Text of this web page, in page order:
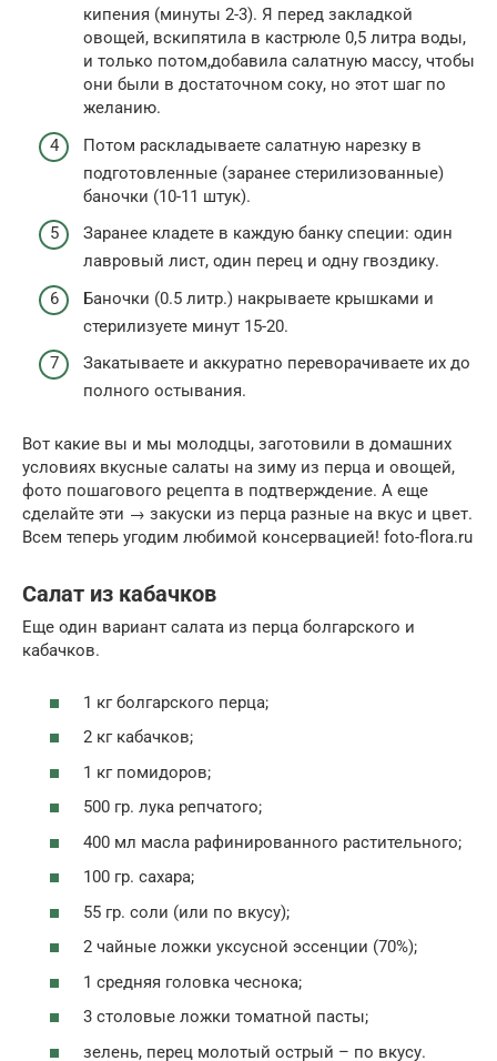
кипения (минуты 2-3). Я перед закладкой
овощей, вскипятила в кастрюле 0,5 литра воды,
и только потом,добавила салатную массу, чтобы
они были в достаточном соку, но этот шаг по
желанию.
Потом раскладываете салатную нарезку в
подготовленные (заранее стерилизованные)
баночки (10-11 штук).
Заранее кладете в каждую банку специи: один
лавровый лист, один перец и одну гвоздику.
Баночки (0.5 литр.) накрываете крышками и
стерилизуете минут 15-20.
Закатываете и аккуратно переворачиваете их до
полного остывания.
Вот какие вы и мы молодцы, заготовили в домашних
условиях вкусные салаты на зиму из перца и овощей,
фото пошагового рецепта в подтверждение. А еще
сделайте эти → закуски из перца разные на вкус и цвет.
Всем теперь угодим любимой консервацией! foto-flora.ru
Салат из кабачков
Еще один вариант салата из перца болгарского и
кабачков.
1 кг болгарского перца;
2 кг кабачков;
1 кг помидоров;
500 гр. лука репчатого;
400 мл масла рафинированного растительного;
100 гр. сахара;
55 гр. соли (или по вкусу);
2 чайные ложки уксусной эссенции (70%);
1 средняя головка чеснока;
3 столовые ложки томатной пасты;
зелень, перец молотый острый – по вкусу.